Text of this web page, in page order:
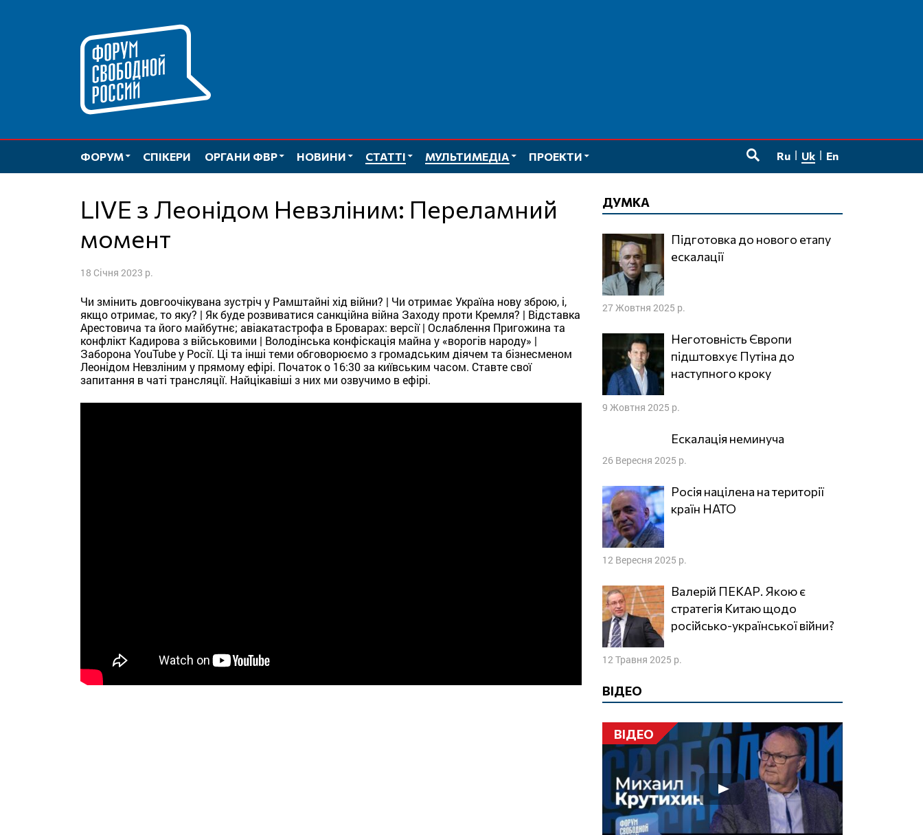
ФОРУМ СПІКЕРИ ОРГАНИ ФВР НОВИНИ СТАТТІ МУЛЬТИМЕДІА
ПРОЕКТИ
Ru Uk En
LIVE з Леонідом Невзліним: Переламний
момент
18 Січня 2023 р.
Чи змінить довгоочікувана зустріч у Рамштайні хід війни? | Чи отримає Україна нову зброю, і,
якщо отримає, то яку? | Як буде розвиватися санкційна війна Заходу проти Кремля? | Відставка
Арестовича та його майбутнє; авіакатастрофа в Броварах: версії | Ослаблення Пригожина та
конфлікт Кадирова з військовими | Володінська конфіскація майна у «ворогів народу» |
Заборона YouTube у Росії. Ці та інші теми обговорюємо з громадським діячем та бізнесменом
Леонідом Невзліним у прямому ефірі. Початок о 16:30 за київським часом. Ставте свої
запитання в чаті трансляції. Найцікавіші з них ми озвучимо в ефірі.
ДУМКА
Підготовка до нового етапу
ескалації
27 Жовтня 2025 р.
Неготовність Європи
підштовхує Путіна до
наступного кроку
9 Жовтня 2025 р.
Ескалація неминуча
26 Вересня 2025 р.
Росія націлена на території
країн НАТО
12 Вересня 2025 р.
Валерій ПЕКАР. Якою є
стратегія Китаю щодо
російсько-української війни?
12 Травня 2025 р.
ВІДЕО
ВІДЕО